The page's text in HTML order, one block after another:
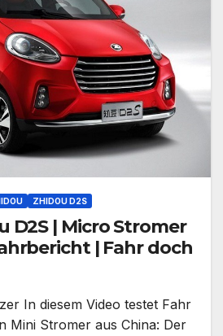
ZHIDOU D2S
D2S | Micro Stromer
| Fahr doch
In diesem Video testet Fahr
Mini Stromer aus China: Der